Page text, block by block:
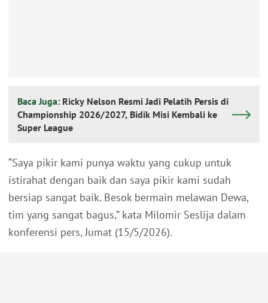
Baca Juga: Ricky Nelson Resmi Jadi Pelatih Persis di
Championship 2026/2027, Bidik Misi Kembali ke
Super League
“Saya pikir kami punya waktu yang cukup untuk
istirahat dengan baik dan saya pikir kami sudah
bersiap sangat baik. Besok bermain melawan Dewa,
tim yang sangat bagus,” kata Milomir Seslija dalam
konferensi pers, Jumat (15/5/2026).